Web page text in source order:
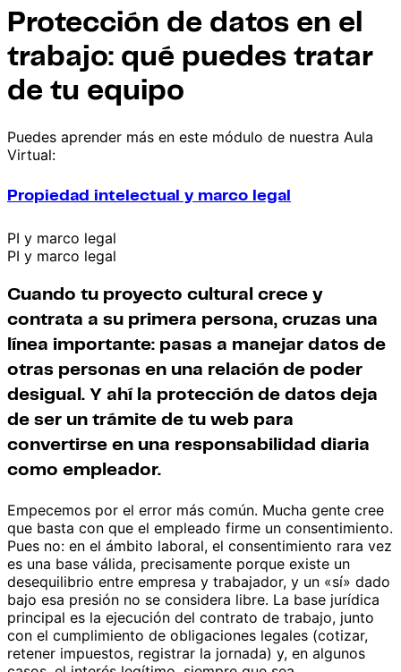
Protección de datos en el
trabajo: qué puedes tratar
de tu equipo
Puedes aprender más en este módulo de nuestra Aula
Virtual:
Propiedad intelectual y marco legal
PI y marco legal
PI y marco legal
Cuando tu proyecto cultural crece y
contrata a su primera persona, cruzas una
línea importante: pasas a manejar datos de
otras personas en una relación de poder
desigual. Y ahí la protección de datos deja
de ser un trámite de tu web para
convertirse en una responsabilidad diaria
como empleador.
Empecemos por el error más común. Mucha gente cree
que basta con que el empleado firme un consentimiento.
Pues no: en el ámbito laboral, el consentimiento rara vez
es una base válida, precisamente porque existe un
desequilibrio entre empresa y trabajador, y un «sí» dado
bajo esa presión no se considera libre. La base jurídica
principal es la ejecución del contrato de trabajo, junto
con el cumplimiento de obligaciones legales (cotizar,
retener impuestos, registrar la jornada) y, en algunos